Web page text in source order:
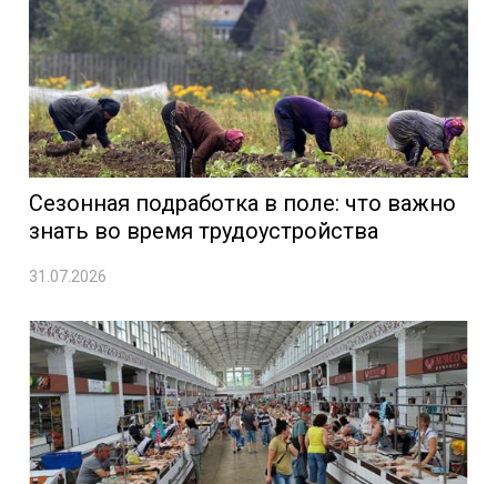
Сезонная подработка в поле: что важно
знать во время трудоустройства
31.07.2026